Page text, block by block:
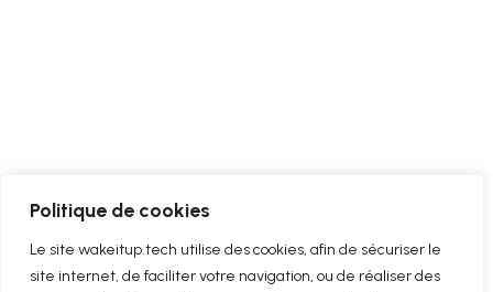
Politique de cookies
Le site wakeitup.tech utilise des cookies, afin de sécuriser le
site internet, de faciliter votre navigation, ou de réaliser des